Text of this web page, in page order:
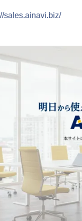
sales.ainavi.biz/